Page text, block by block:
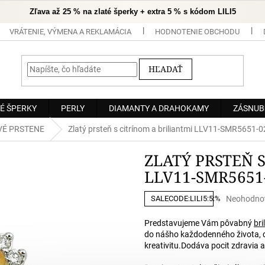
Zľava až 25 % na zlaté šperky + extra 5 % s kódom LILI5
VRÁTENIE, VÝMENA A REKLAMÁCIA HODNOTENIE OBCHODU
HĽADAŤ
ŠPERKY PERLY DIAMANTY A DRAHOKAMY
PRSTENE Zlatý prsteň s citrínom a briliantmi LLV11-SMR5651-
ZLATÝ
LLV11-
SALECODE:LILI5:5:%
Priemerné
produktu
je
0,0
Predstavujeme Vám pôvabný
do nášho každodenného
kreativitu.Dodáva pocit zdravia